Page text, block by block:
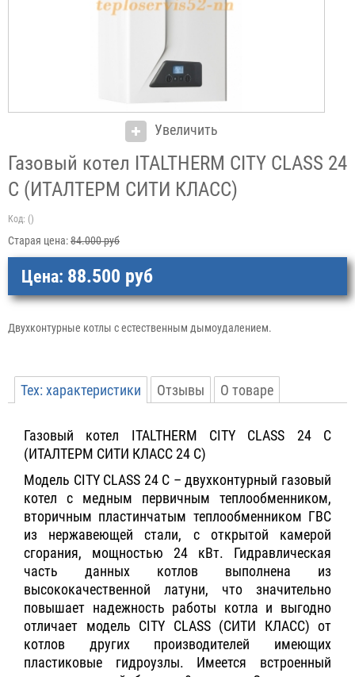
Увеличить
Газовый котел ITALTHERM CITY CLASS 24
C (ИТАЛТЕРМ СИТИ КЛАСС)
Код: ()
Старая цена:84.000 руб
Цена: 88.500 руб
Двухконтурные котлы с естественным дымоудалением.
Тех: характеристики Отзывы О товаре
Газовый котел ITALTHERM CITY CLASS 24 C
(ИТАЛТЕРМ СИТИ КЛАСС 24 С)
Модель CITY CLASS 24 C – двухконтурный газовый
котел с медным первичным теплообменником,
вторичным пластинчатым теплообменником ГВС
из нержавеющей стали, с открытой камерой
сгорания, мощностью 24 кВт. Гидравлическая
часть данных котлов выполнена из
высококачественной латуни, что значительно
повышает надежность работы котла и выгодно
отличает модель CITY CLASS (СИТИ КЛАСС) от
котлов других производителей имеющих
пластиковые гидроузлы. Имеется встроенный
Производитель:ITALTHERM
Вес:26.8 Kg